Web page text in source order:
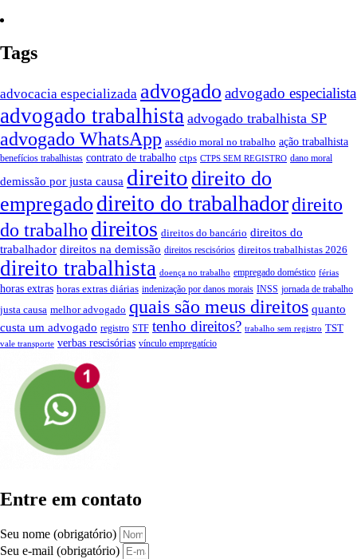
Tags
advocacia especializada advogado advogado especialista
advogado trabalhista advogado trabalhista SP
advogado WhatsApp assédio moral no trabalho ação trabalhista
benefícios trabalhistas contrato de trabalho ctps CTPS SEM REGISTRO dano moral
demissão por justa causa direito direito do
empregado direito do trabalhadordireito
do trabalho direitos direitos do bancário direitos do
trabalhador direitos na demissão direitos rescisórios direitos trabalhistas 2026
direito trabalhista doença no trabalho empregado doméstico férias
horas extras horas extras diárias indenização por danos morais INSS jornada de trabalho
justa causa melhor advogado quais são meus direitos quanto
custa um advogado registro STF tenho direitos? trabalho sem registro TST
vale transporte verbas rescisórias vínculo empregatício
Entre em contato
Seu nome (obrigatório)
Seu e-mail (obrigatório)